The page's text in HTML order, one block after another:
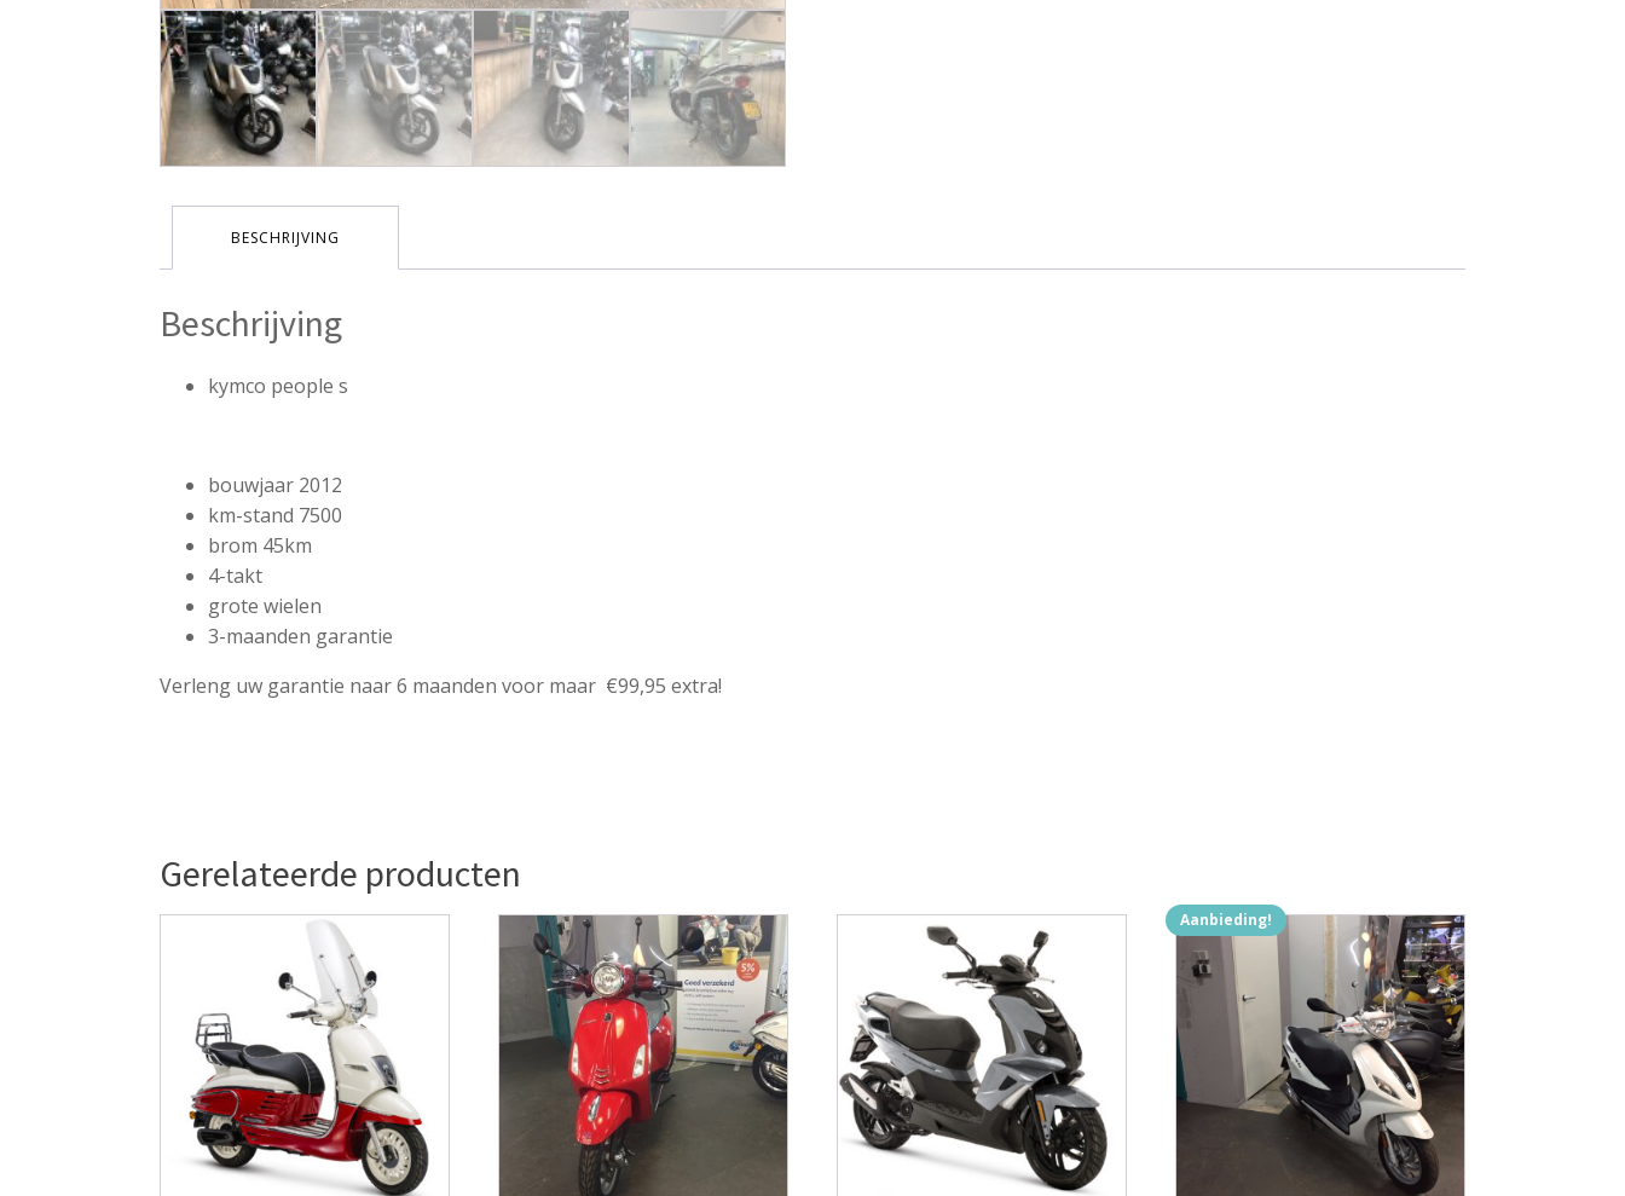
BESCHRIJVING
Beschrijving
kymco people s
bouwjaar 2012
km-stand 7500
brom 45km
4-takt
grote wielen
3-maanden garantie
Verleng uw garantie naar 6 maanden voor maar €99,95 extra!
Gerelateerde producten
Aanbieding!